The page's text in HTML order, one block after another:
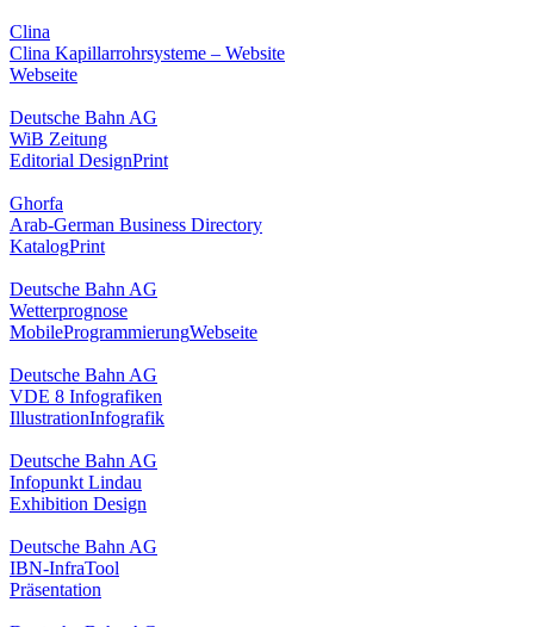
Clina
Clina Kapillarrohrsysteme – Website
Webseite
Deutsche Bahn AG
WiB Zeitung
Editorial DesignPrint
Ghorfa
Arab-German Business Directory
KatalogPrint
Deutsche Bahn AG
Wetterprognose
MobileProgrammierungWebseite
Deutsche Bahn AG
VDE 8 Infografiken
IllustrationInfografik
Deutsche Bahn AG
Infopunkt Lindau
Exhibition Design
Deutsche Bahn AG
IBN-InfraTool
Präsentation